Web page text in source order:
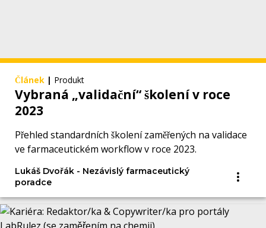
Článek | Produkt
Vybraná „validační“ školení v roce
2023
Přehled standardních školení zaměřených na validace
ve farmaceutickém workflow v roce 2023.
Lukáš Dvořák - Nezávislý farmaceutický
poradce